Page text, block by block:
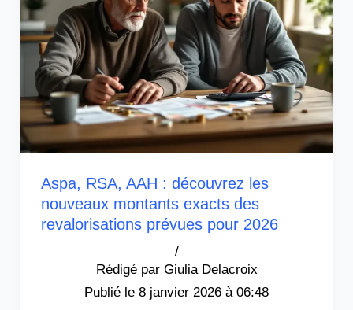
Aspa, RSA, AAH : découvrez les
nouveaux montants exacts des
revalorisations prévues pour 2026
Giulia Delacroix
/
8 janvier 2026 à 06:48